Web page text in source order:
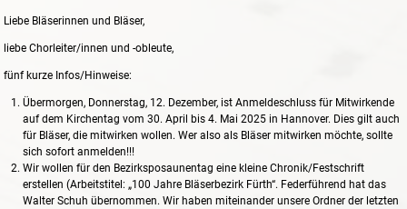
Liebe Bläserinnen und Bläser,
liebe Chorleiter/innen und -obleute,
fünf kurze Infos/Hinweise:
Übermorgen, Donnerstag, 12. Dezember, ist Anmeldeschluss für Mitwirkende
auf dem Kirchentag vom 30. April bis 4. Mai 2025 in Hannover. Dies gilt auch
für Bläser, die mitwirken wollen. Wer also als Bläser mitwirken möchte, sollte
sich sofort anmelden!!!
Wir wollen für den Bezirksposaunentag eine kleine Chronik/Festschrift
erstellen (Arbeitstitel: „100 Jahre Bläserbezirk Fürth“. Federführend hat das
Walter Schuh übernommen. Wir haben miteinander unsere Ordner der letzten